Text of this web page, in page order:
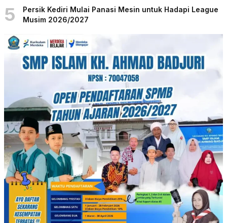
5
Persik Kediri Mulai Panasi Mesin untuk Hadapi League
Musim 2026/2027